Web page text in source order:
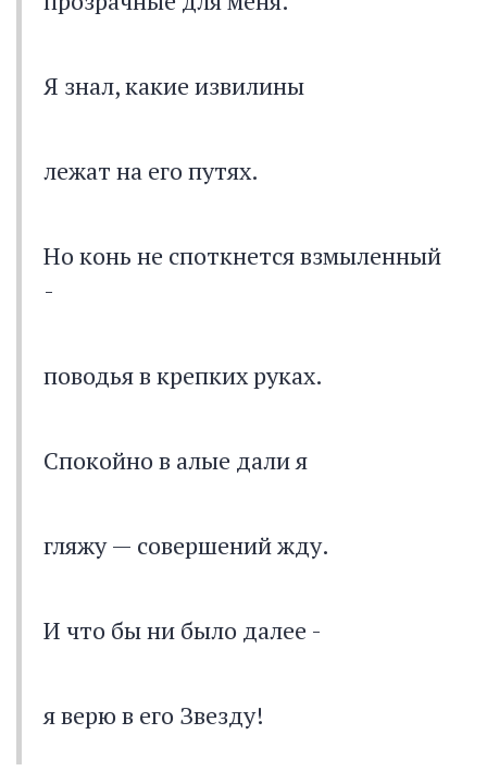
Я знал, какие извилины
лежат на его путях.
Но конь не споткнется взмыленный
-
поводья в крепких руках.
Спокойно в алые дали я
гляжу — совершений жду.
И что бы ни было далее -
я верю в его Звезду!